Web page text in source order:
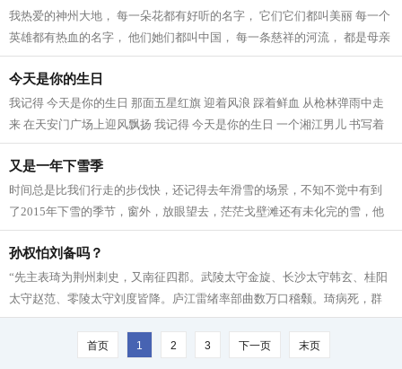
我热爱的神州大地， 每一朵花都有好听的名字， 它们它们都叫美丽 每一个
英雄都有热血的名字， 他们她们都叫中国， 每一条慈祥的河流， 都是母亲
最爱的河流， 每一句优美的语言，...
今天是你的生日
我记得 今天是你的生日 那面五星红旗 迎着风浪 踩着鲜血 从枪林弹雨中走
来 在天安门广场上迎风飘扬 我记得 今天是你的生日 一个湘江男儿 书写着
二万五千里的长诗 登上天安门城楼...
又是一年下雪季
时间总是比我们行走的步伐快，还记得去年滑雪的场景，不知不觉中有到
了2015年下雪的季节，窗外，放眼望去，茫茫戈壁滩还有未化完的雪，他
们总是将大地装饰成白色，等雪快要化完...
孙权怕刘备吗？
“先主表琦为荆州刺史，又南征四郡。武陵太守金旋、长沙太守韩玄、桂阳
太守赵范、零陵太守刘度皆降。庐江雷绪率部曲数万口稽颡。琦病死，群
下推先主为荆州牧，治公安。权稍畏...
首页 1 2 3 下一页 末页